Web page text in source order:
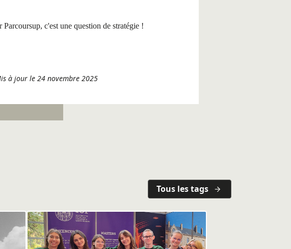
Parcoursup, c'est une question de stratégie !
à jour le 24 novembre 2025
Tous les tags